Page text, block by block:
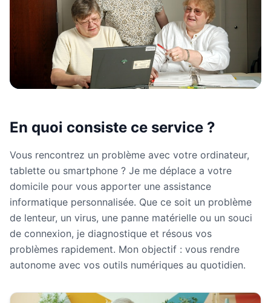
En quoi consiste ce service ?
Vous rencontrez un problème avec votre ordinateur,
tablette ou smartphone ? Je me déplace a votre
domicile pour vous apporter une assistance
informatique personnalisée. Que ce soit un problème
de lenteur, un virus, une panne matérielle ou un souci
de connexion, je diagnostique et résous vos
problèmes rapidement. Mon objectif : vous rendre
autonome avec vos outils numériques au quotidien.